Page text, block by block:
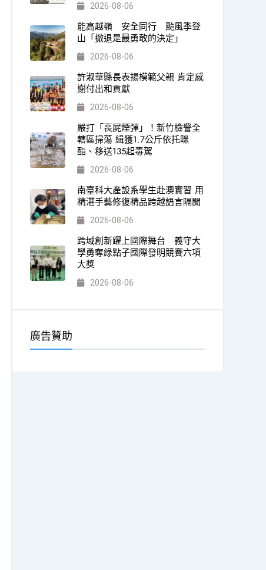
2026-08-06
能高越嶺 安全同行 颱風季登
山「撤退是最勇敢的決定」
2026-08-06
許淑華縣長表揚模範父親 肯定感
謝付出和貢獻
2026-08-06
嚴打「喪屍煙彈」！新竹檢警全
轄區掃蕩 緝獲1.7公斤依托咪
酯、移送135起毒駕
2026-08-06
南臺科大產設系學生赴澳實習 用
精湛手藝修復精品跨越語言隔閡
2026-08-06
跨域創新躍上國際舞台 義守大
學勇奪綠點子國際發明競賽六項
大獎
2026-08-06
廣告贊助